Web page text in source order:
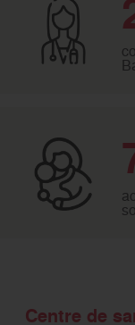
Centre de